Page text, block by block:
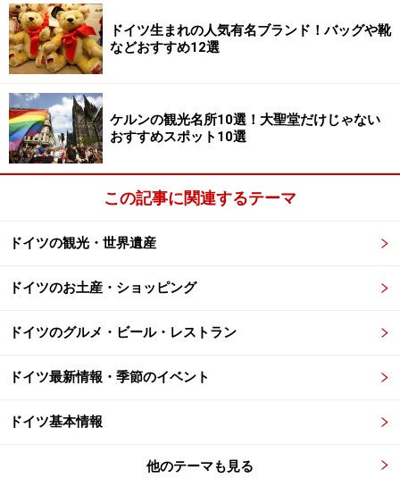
ドイツの電圧は230Vです。日本の電圧は100Vなので、
ドイツで日本の電化製品を使う場合は基本的には変圧器
が必要。ですが、最近はデジタルカメラやスマートフォ
ン、ノートパソコンなどの電子機器は海外の電圧に対応
しているものが多くなっています。この場合は変圧器は
必要なく上記の変換プラグがあればドイツでも使用可
能。手持ちの機器が海外対応器かどうかはアダプターに
付いている表示の「INPUT」のボルト数値（たいてい
前に確認しておきましょう。
どうするかというと、写真のような変圧器が必要になり
ます。ただしこの変圧器、びっくりするほど重い代物。
現地在住の日本人は日本から持参した炊飯器などで使っ
ている人も多いようですが、ふつうに旅行をするぶんに
はまず必要ないでしょう。
ドイツ生まれの人気有名ブランド！バッグや靴
などおすすめ12選
ケルンの観光名所10選！大聖堂だけじゃない
おすすめスポット10選
この記事に関連するテーマ
ドイツの観光・世界遺産
ドイツのお土産・ショッピング
ドイツのグルメ・ビール・レストラン
ドイツ最新情報・季節のイベント
ドイツ基本情報
他のテーマも見る